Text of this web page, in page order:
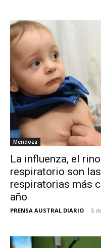
Mendoza
La influenza, el
respiratorio son
respiratorias más
año
PRENSA AUSTRAL DIARIO - 5